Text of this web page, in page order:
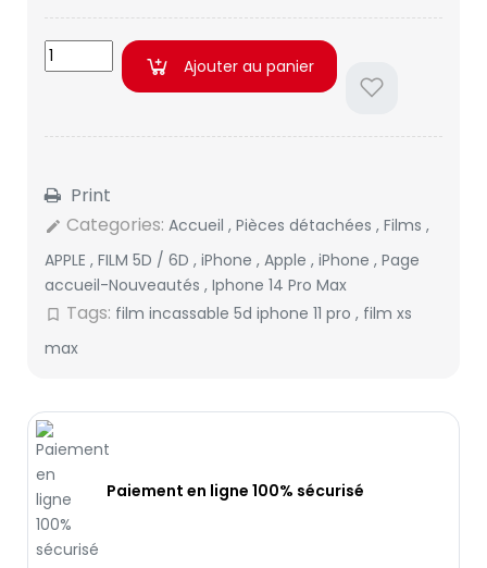
Ajouter au panier
Print
edit Categories: Accueil , Pièces détachées , Films ,
APPLE , FILM 5D / 6D , iPhone , Apple , iPhone , Page
accueil-Nouveautés , Iphone 14 Pro Max
bookmark_border Tags: film incassable 5d iphone 11 pro , film xs
max
Paiement en ligne 100% sécurisé